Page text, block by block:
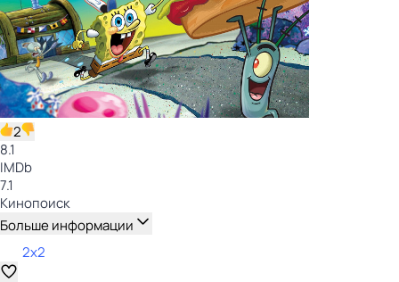
2
8.1
IMDb
7.1
Кинопоиск
Больше информации
2x2